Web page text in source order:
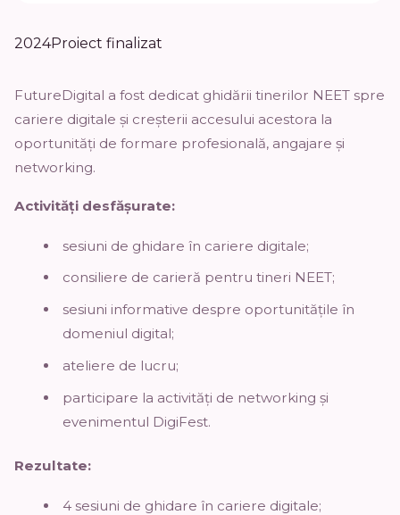
2024Proiect finalizat
FutureDigital a fost dedicat ghidării tinerilor NEET spre
cariere digitale și creșterii accesului acestora la
oportunități de formare profesională, angajare și
networking.
Activități desfășurate:
sesiuni de ghidare în cariere digitale;
consiliere de carieră pentru tineri NEET;
sesiuni informative despre oportunitățile în
domeniul digital;
ateliere de lucru;
participare la activități de networking și
evenimentul DigiFest.
Rezultate:
4 sesiuni de ghidare în cariere digitale;